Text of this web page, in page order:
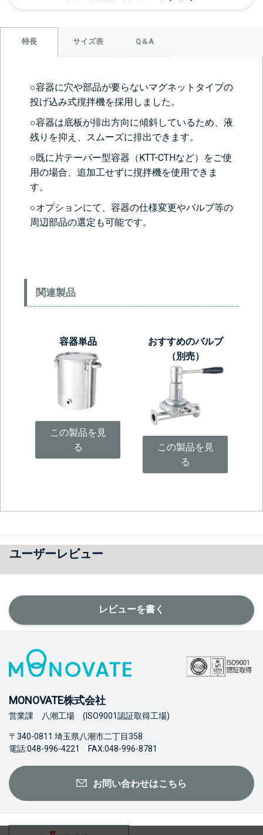
特長 サイズ表 Q＆A
○容器に穴や部品が要らないマグネットタイプの
投げ込み式撹拌機を採用しました。
○容器は底板が排出方向に傾斜しているため、液
残りを抑え、スムーズに排出できます。
○既に片テーパー型容器（KTT-CTHなど）をご使
用の場合、追加工せずに撹拌機を使用できま
す。
○オプションにて、容器の仕様変更やバルブ等の
周辺部品の選定も可能です。
関連製品
容器単品
この製品を見
る
おすすめのバルブ
（別売）
この製品を見
る
ユーザーレビュー
レビューを書く
MONOVATE株式会社
営業課 八潮工場 (ISO9001認証取得工場)
〒340-0811 埼玉県八潮市二丁目358
電話:048-996-4221 FAX:048-996-8781
お問い合わせはこちら